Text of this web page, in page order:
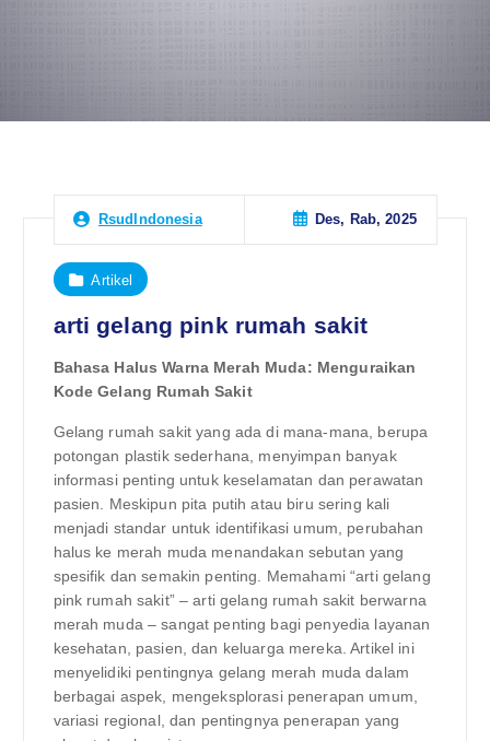
RsudIndonesia Des, Rab, 2025
Artikel
arti gelang pink rumah sakit
Bahasa Halus Warna Merah Muda: Menguraikan
Kode Gelang Rumah Sakit
Gelang rumah sakit yang ada di mana-mana, berupa
potongan plastik sederhana, menyimpan banyak
informasi penting untuk keselamatan dan perawatan
pasien. Meskipun pita putih atau biru sering kali
menjadi standar untuk identifikasi umum, perubahan
halus ke merah muda menandakan sebutan yang
spesifik dan semakin penting. Memahami “arti gelang
pink rumah sakit” – arti gelang rumah sakit berwarna
merah muda – sangat penting bagi penyedia layanan
kesehatan, pasien, dan keluarga mereka. Artikel ini
menyelidiki pentingnya gelang merah muda dalam
berbagai aspek, mengeksplorasi penerapan umum,
variasi regional, dan pentingnya penerapan yang